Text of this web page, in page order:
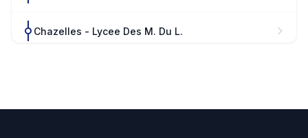
Chazelles - Lycee Des M. Du L.